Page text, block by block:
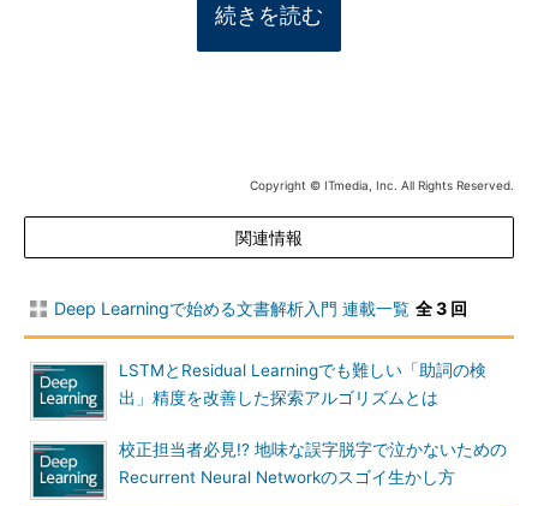
続きを読む
Copyright © ITmedia, Inc. All Rights Reserved.
関連情報
Deep Learningで始める文書解析入門 連載一覧 全 3 回
LSTMとResidual Learningでも難しい「助詞の検
出」精度を改善した探索アルゴリズムとは
校正担当者必見!? 地味な誤字脱字で泣かないための
Recurrent Neural Networkのスゴイ生かし方